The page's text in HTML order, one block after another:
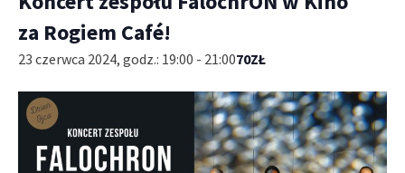
za Rogiem Café!
23 czerwca 2024, godz.: 19:00 - 21:0070ZŁ